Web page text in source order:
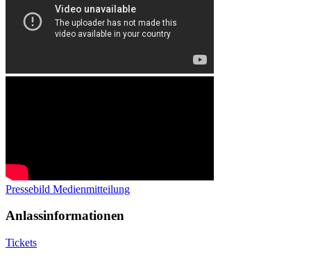
Pressebild Medienmitteilung
Anlassinformationen
Tickets